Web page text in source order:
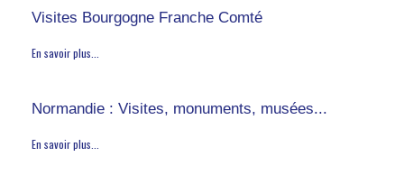
Visites Bourgogne Franche Comté
En savoir plus...
Normandie : Visites, monuments, musées...
En savoir plus...